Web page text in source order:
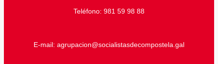
Teléfono: 981 59 98 88
E-mail: agrupacion@socialistasdecompostela.gal